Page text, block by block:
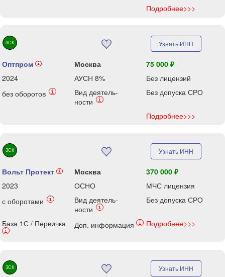
Подробнее>>>
ЗСК Узнать ИНН
Оптпром i Москва
75 000 ₽
2024
АУСН 8%
Без лицензий
без оборотов
i
Вид деятель-
ности
i
Без допуска СРО
Подробнее>>>
ЗСК Узнать ИНН
Вольт Протект i Москва
370 000 ₽
2023
ОСНО
МЧС лицензия
с оборотами
i
Вид деятель-
ности
i
Без допуска СРО
База 1С / Первичка
i
Доп. информация i Подробнее>>>
ЗСК Узнать ИНН